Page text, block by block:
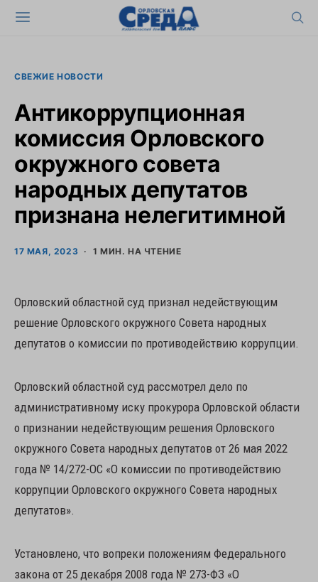
СВЕЖИЕ НОВОСТИ
Антикоррупционная
комиссия Орловского
окружного совета
народных депутатов
признана нелегитимной
17 МАЯ, 2023 1 МИН. НА ЧТЕНИЕ
Орловский областной суд признал недействующим
решение Орловского окружного Совета народных
депутатов о комиссии по противодействию коррупции.
Орловский областной суд рассмотрел дело по
административному иску прокурора Орловской области
о признании недействующим решения Орловского
окружного Совета народных депутатов от 26 мая 2022
года № 14/272-ОС «О комиссии по противодействию
коррупции Орловского окружного Совета народных
депутатов».
Установлено, что вопреки положениям Федерального
закона от 25 декабря 2008 года № 273-ФЗ «О